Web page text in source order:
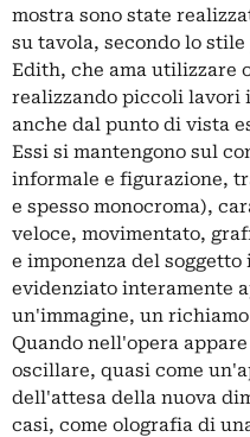
mostra sono state
su tavola, secondo lo
Edith, che ama utilizzare
realizzando piccoli lavori
anche dal punto di vista
Essi si mantengono sul
informale e figurazione,
e spesso monocroma),
veloce, movimentato,
e imponenza del
evidenziato interamente
un'immagine, un
Quando nell'opera
oscillare, quasi come
dell'attesa della nuova
casi, come olografia di